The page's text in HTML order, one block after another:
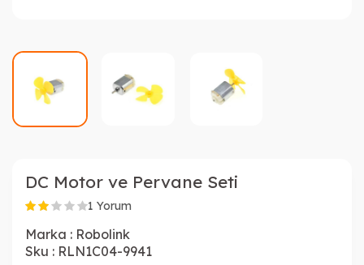
DC Motor ve Pervane Seti
1 Yorum
Marka : Robolink
Sku : RLN1C04-9941